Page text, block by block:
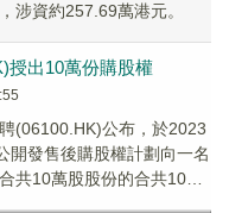
涉資約257.69萬港元。
授出10萬份購股權
(06100.HK)公布，於2023
開發售後購股權計劃向一名
共10萬股股份的合共10萬